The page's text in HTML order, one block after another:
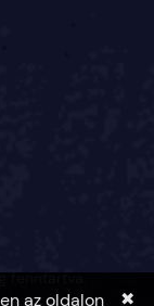
fenntartva.
az oldalon ✖